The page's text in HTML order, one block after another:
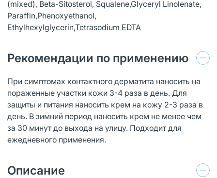
(mixed), Beta-Sitosterol, Squalene,Glyceryl Linolenate,
Paraffin,Phenoxyethanol,
Ethylhexylglycerin,Tetrasodium EDTA
Рекомендации по применению
При симптомах контактного дерматита наносить на
пораженные участки кожи 3-4 раза в день. Для
защиты и питания наносить крем на кожу 2-3 раза в
день. В зимний период наносить крем не менее чем
за 30 минут до выхода на улицу. Подходит для
ежедневного применения.
Описание